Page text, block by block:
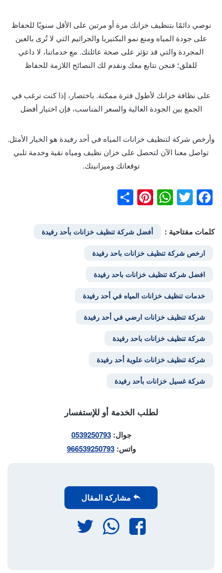
نوصي دائمًا بتنظيف خزانك مرة أو مرتين على الأقل سنويًا للحفاظ
على جودة المياه ومنع نمو البكتيريا والجراثيم التي لا تُرى بالعين
المجردة والتي قد تؤثر على صحة عائلتك. مع خدماتنا، لا داعي
للقلق؛ فنحن نتابع معك ونقدم لك النصائح اللازمة للحفاظ
على نظافة خزانك لأطول فترة ممكنة. باختصار، إذا كنت ترغب في
الجمع بين الجودة العالية والسعر المناسب، فإن اختيار أفضل
وأرخص شركة لتنظيف خزانات المياه في أحد رفيدة هو الخيار الأمثل.
تواصل معنا الآن لتحصل على خزان نظيف ومياه نقية وخدمة تلبي
توقعاتك وميزانيتك.
Facebook
Twitter
WhatsApp
Pinterest
كلمات مفتاحية : أفضل شركة تنظيف خزانات بأحد رفيدة
ارخص شركة تنظيف خزانات باحد رفيدة
افضل شركة تنظيف خزانات باحد رفيدة
خدمات تنظيف خزانات المياه في أحد رفيدة
شركة تنظيف خزانات ارضي في أحد رفيدة
شركة تنظيف خزانات باحد رفيدة
شركة تنظيف خزانات علوية أحد رفيدة
شركة غسيل خزانات بأحد رفيدة
لطلب الخدمة أو للإستفسار
جوال:0539250793
واتس:966539250793
مشاركة المقال
فيسبوكواتساب